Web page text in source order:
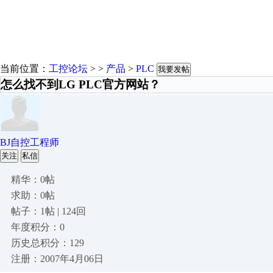
当前位置： 工控论坛 > > 产品 > PLC 我要发帖
怎么找不到LG PLC官方网站？
BJ自控工程师
关注 私信
精华：0帖
求助：0帖
帖子：1帖 | 124回
年度积分：0
历史总积分：129
注册：2007年4月06日